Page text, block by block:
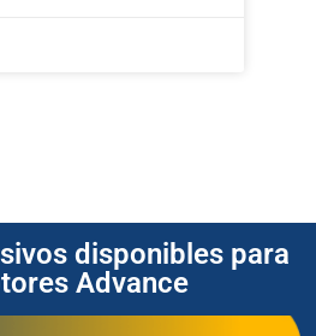
disponibles para
Advance